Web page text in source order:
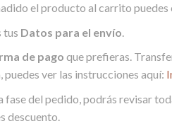
el producto al carrito
tus Datos para el envío
de pago que prefieras.
puedes ver las instrucciones aquí:
fase del pedido, podrás revisar
descuento.